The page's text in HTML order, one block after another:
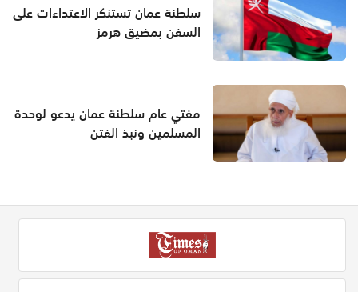
سلطنة عمان تستنكر الاعتداءات على
السفن بمضيق هرمز
مفتي عام سلطنة عمان يدعو لوحدة
المسلمين ونبذ الفتن